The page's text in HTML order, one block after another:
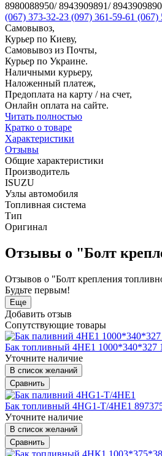
8980088950/ 8943909891/ 8943909890
(067) 373-32-23 (097) 361-59-61 (067)
Самовывоз,
Курьер по Киеву,
Самовывоз из Почты,
Курьер по Украине.
Наличными курьеру,
Наложенный платеж,
Предоплата на карту / на счет,
Онлайн оплата на сайте.
Читать полностью
Кратко о товаре
Характеристики
Отзывы
Общие характеристики
Производитель
ISUZU
Узлы автомобиля
Топливная система
Тип
Оригинал
Отзывы о "Болт
Отзывов о "Болт крепления
Будьте первым!
Еще
Добавить отзыв
Сопутствующие товары
Бак топливный 4HE1 1000*340*327
Уточните наличие
В список желаний
Сравнить
Бак топливный 4HG1-T/4HE1
Уточните наличие
В список желаний
Сравнить